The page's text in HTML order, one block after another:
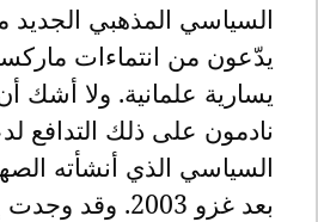
السياسي المذهبي الجديد
يدّعون من انتماءات
يسارية علمانية. ولا أشك
نادمون على ذلك التدافع
السياسي الذي أنشأته
بعد غزو 2003. وقد